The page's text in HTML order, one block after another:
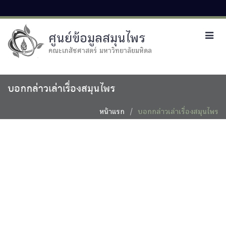
ศูนย์ข้อมูลสมุนไพร
คณะเภสัชศาสตร์ มหาวิทยาลัยมหิดล
บอกกล่าวเล่าเรื่องสมุนไพร
หน้าแรก บอกกล่าวเล่าเรื่องสมุนไพร